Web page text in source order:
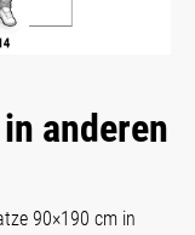
anderen
90×190 cm in